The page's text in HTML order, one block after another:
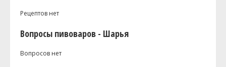
Рецептов нет
Вопросы пивоваров - Шарья
Вопросов нет